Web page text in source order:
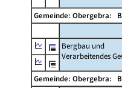
Gemeinde: Obergebra:
Bergbau und
Verarbeitendes
Gemeinde: Obergebra: